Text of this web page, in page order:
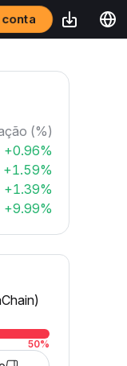
(%)
+0.96%
+1.59%
+1.39%
+9.99%
50%